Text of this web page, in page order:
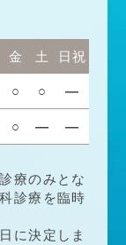
療のみとな
診療を臨時
に決定しま
金 土 日祝
○ ○ ―
○ ― ―